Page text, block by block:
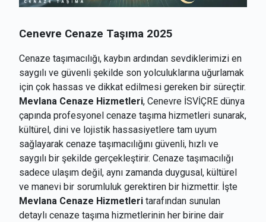
Cenevre Cenaze Taşıma 2025
Cenaze taşımacılığı, kaybın ardından sevdiklerimizi en
saygılı ve güvenli şekilde son yolculuklarına uğurlamak
için çok hassas ve dikkat edilmesi gereken bir süreçtir.
Mevlana Cenaze Hizmetleri, Cenevre İSVİÇRE dünya
çapında profesyonel cenaze taşıma hizmetleri sunarak,
kültürel, dini ve lojistik hassasiyetlere tam uyum
sağlayarak cenaze taşımacılığını güvenli, hızlı ve
saygılı bir şekilde gerçekleştirir. Cenaze taşımacılığı
sadece ulaşım değil, aynı zamanda duygusal, kültürel
ve manevi bir sorumluluk gerektiren bir hizmettir. İşte
Mevlana Cenaze Hizmetleri tarafından sunulan
detaylı cenaze taşıma hizmetlerinin her birine dair